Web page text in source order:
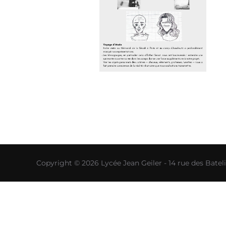
Copyright © 2026 Lycée Jean Geiler - 14 rue des